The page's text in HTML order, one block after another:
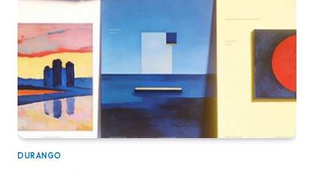
DURANGO